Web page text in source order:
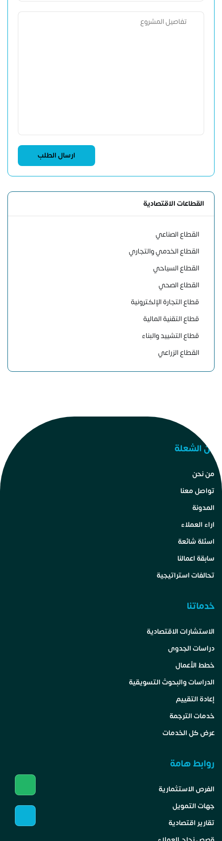
القطاعات الاقتصادية
القطاع الصناعي
القطاع الخدمي والتجاري
القطاع السياحي
القطاع الصحي
قطاع التجارة الإلكترونية
قطاع التقنية المالية
قطاع التشييد والبناء
القطاع الزراعي
عن الشعلة
من نحن
تواصل معنا
المدونة
اراء العملاء
اسئلة شائعة
سابقة اعمالنا
تحالفات استراتيجية
خدماتنا
الاستشارات الاقتصادية
دراسات الجدوى
خطط الأعمال
الدراسات والبحوث التسويقية
إعادة التقييم
خدمات الترجمة
عرض كل الخدمات
روابط هامة
الفرص الاستثمارية
جهات التمويل
تقارير اقتصادية